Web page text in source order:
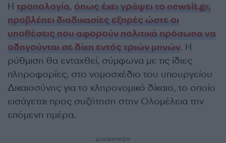
Η τροπολογία, όπως έχει γράψει το newsit.gr,
προβλέπει διαδικασίες εξπρές ώστε οι
υποθέσεις που αφορούν πολιτικά πρόσωπα να
οδηγούνται σε δίκη εντός τριών μηνών. Η
ρύθμιση θα ενταχθεί, σύμφωνα με τις ίδιες
πληροφορίες, στο νομοσχέδιο του υπουργείου
Δικαιοσύνης για το κληρονομικό δίκαιο, το οποίο
εισάγεται προς συζήτηση στην Ολομέλεια την
επόμενη ημέρα.
ΔΙΑΦΗΜΙΣΗ